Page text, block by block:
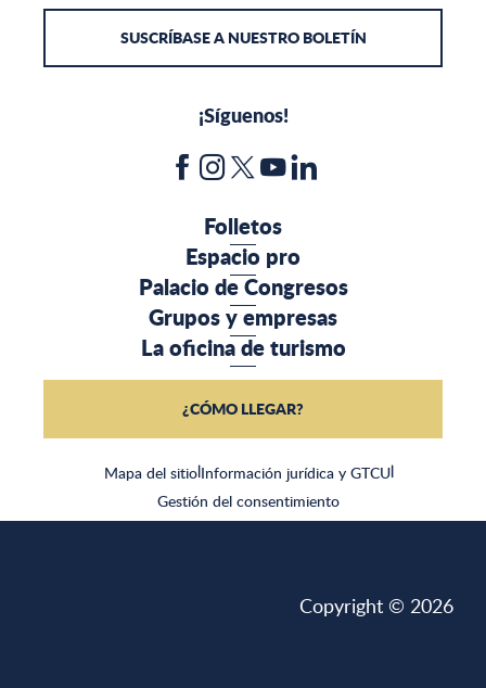
SUSCRÍBASE A NUESTRO BOLETÍN
¡Síguenos!
Mapa del sitio|Información jurídica y GTCU|
Gestión del consentimiento
Folletos
Espacio pro
Palacio de Congresos
Grupos y empresas
La oficina de turismo
¿CÓMO LLEGAR?
Copyright © 2026